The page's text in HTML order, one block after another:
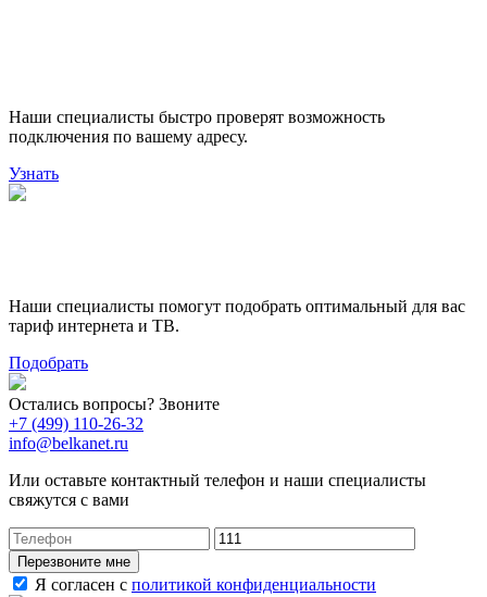
Наши специалисты быстро проверят возможность
подключения по вашему адресу.
Узнать
Наши специалисты помогут подобрать оптимальный для вас
тариф интернета и ТВ.
Подобрать
Остались вопросы? Звоните
+7 (499) 110-26-32
info@belkanet.ru
Или оставьте контактный телефон и наши специалисты
свяжутся с вами
Перезвоните мне
Я согласен с политикой конфиденциальности